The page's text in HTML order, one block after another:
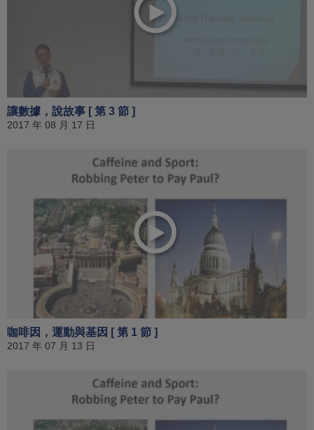
讓數據，說故事 [ 第 3 節 ]
2017 年 08 月 17 日
咖啡因，運動與基因 [ 第 1 節 ]
2017 年 07 月 13 日